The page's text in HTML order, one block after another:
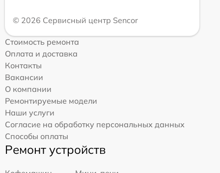
© 2026 Сервисный центр Sencor
Стоимость ремонта
Оплата и доставка
Контакты
Вакансии
О компании
Ремонтируемые модели
Наши услуги
Согласие на обработку персональных данных
Способы оплаты
Ремонт устройств